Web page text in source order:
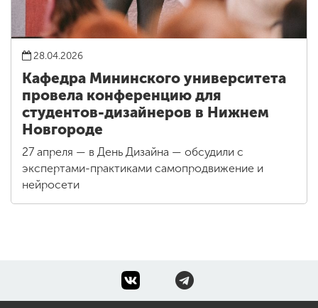
28.04.2026
Кафедра Мининского университета
провела конференцию для
студентов-дизайнеров в Нижнем
Новгороде
27 апреля — в День Дизайна — обсудили с
экспертами-практиками самопродвижение и
нейросети